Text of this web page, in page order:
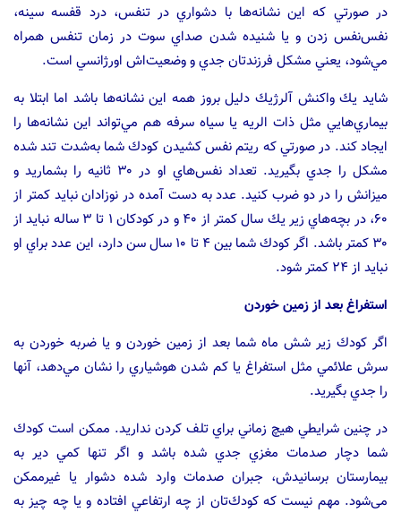
در صورتي كه اين نشانه‌ها با دشواري در تنفس، درد قفسه سينه،
نفس‌نفس زدن و يا شنيده شدن صداي سوت در زمان تنفس همراه
مي‌شود، يعني مشكل فرزندتان جدي و وضعيت‌اش اورژانسي است.
شايد يك واكنش آلرژيك دليل بروز همه اين نشانه‌ها باشد اما ابتلا به
بيماري‌هايي مثل ذات الريه يا سياه سرفه هم مي‌تواند اين نشانه‌ها را
ايجاد كند. در صورتي كه ريتم نفس كشيدن كودك شما به‌شدت تند شده
مشكل را جدي بگيريد. تعداد نفس‌هاي او در ۳۰ ثانيه را بشماريد و
ميزانش را در دو ضرب كنيد. عدد به دست آمده در نوزادان نبايد كمتر از
۶۰، در بچه‌هاي زير يك سال كمتر از ۴۰ و در كودكان ۱ تا ۳ ساله نباید از
۳۰ كمتر باشد. اگر كودك شما بين ۴ تا ۱۰ سال سن دارد، اين عدد براي او
نبايد از ۲۴ كمتر شود.
استفراغ بعد از زمين خوردن
اگر كودك زير شش ماه شما بعد از زمين خوردن و يا ضربه خوردن به
سرش علائمي مثل استفراغ يا كم شدن هوشياري را نشان مي‌دهد، آنها
را جدي بگيريد.
در چنين شرايطي هيچ زماني براي تلف كردن نداريد. ممكن است كودك
شما دچار صدمات مغزي جدي شده باشد و اگر تنها كمي دير به
بيمارستان برسانيدش، جبران صدمات وارد شده دشوار يا غيرممكن
می‌شود. مهم نيست كه كودك‌تان از چه ارتفاعي افتاده و يا چه چيز به